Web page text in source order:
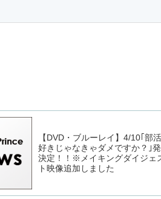
【DVD・ブルーレイ】4/10｢部活
好きじゃなきゃダメですか？｣
決定！！※メイキングダイジェ
ト映像追加しました